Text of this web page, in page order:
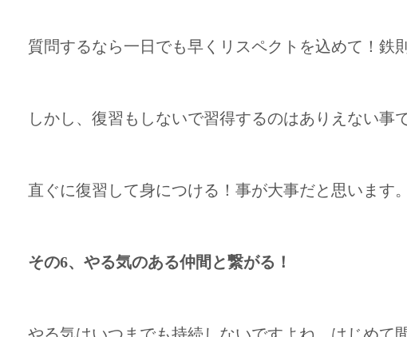
質問するなら一日でも早くリスペクトを込めて！鉄
しかし、復習もしないで習得するのはありえない事
直ぐに復習して身につける！事が大事だと思います。
その6、やる気のある仲間と繋がる！